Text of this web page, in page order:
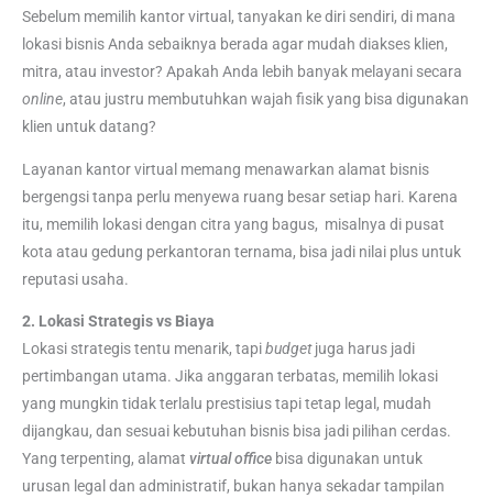
Sebelum memilih kantor virtual, tanyakan ke diri sendiri, di mana
lokasi bisnis Anda sebaiknya berada agar mudah diakses klien,
mitra, atau investor? Apakah Anda lebih banyak melayani secara
online, atau justru membutuhkan wajah fisik yang bisa digunakan
klien untuk datang?
Layanan kantor virtual memang menawarkan alamat bisnis
bergengsi tanpa perlu menyewa ruang besar setiap hari. Karena
itu, memilih lokasi dengan citra yang bagus, misalnya di pusat
kota atau gedung perkantoran ternama, bisa jadi nilai plus untuk
reputasi usaha.
2. Lokasi Strategis vs Biaya
Lokasi strategis tentu menarik, tapibudgetjuga harus jadi
pertimbangan utama. Jika anggaran terbatas, memilih lokasi
yang mungkin tidak terlalu prestisius tapi tetap legal, mudah
dijangkau, dan sesuai kebutuhan bisnis bisa jadi pilihan cerdas.
Yang terpenting, alamat virtual office bisa digunakan untuk
urusan legal dan administratif, bukan hanya sekadar tampilan